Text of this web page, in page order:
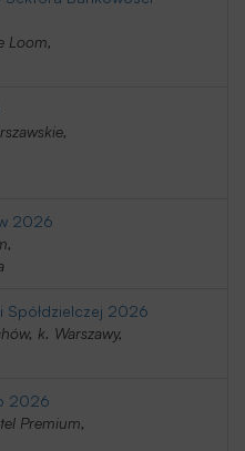
Loom,
2026
Spółdzielczej 2026
k. Warszawy,
2026
Premium,